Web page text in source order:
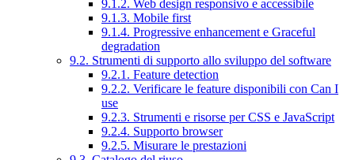
9.1.2. Web design responsivo e accessibile
9.1.3. Mobile first
9.1.4. Progressive enhancement e Graceful
degradation
9.2. Strumenti di supporto allo sviluppo del software
9.2.1. Feature detection
9.2.2. Verificare le feature disponibili con Can I
use
9.2.3. Strumenti e risorse per CSS e JavaScript
9.2.4. Supporto browser
9.2.5. Misurare le prestazioni